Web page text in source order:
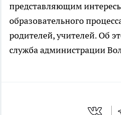
представляющим
образовательного
родителей, учителей. Об
служба администрации